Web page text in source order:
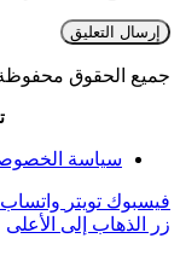
جميع الحقوق محفوظة
سياسة
فيسبوك تويتر واتساب
زر الذهاب إلى الأعلى